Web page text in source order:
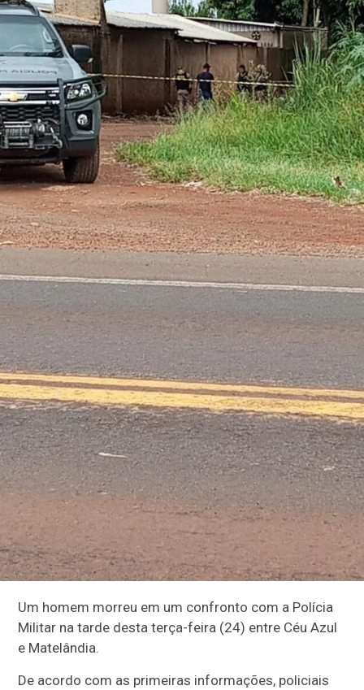
Um homem morreu em um confronto com a Polícia
Militar na tarde desta terça-feira (24) entre Céu Azul
e Matelândia.
De acordo com as primeiras informações, policiais